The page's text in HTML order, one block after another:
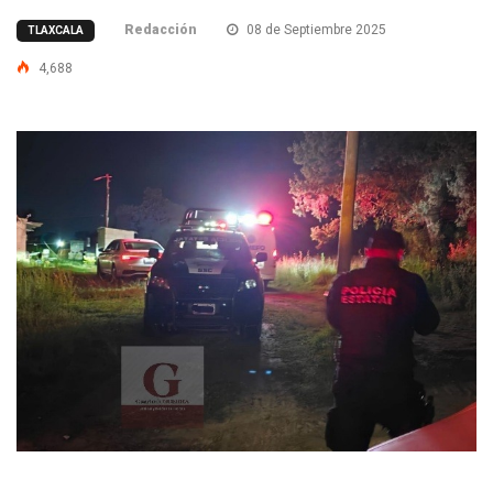
TLAXCALA Redacción 08 de Septiembre 2025
4,688